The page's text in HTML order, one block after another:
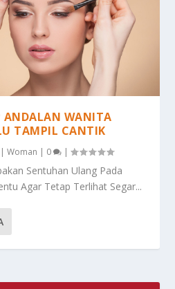
ANDALAN WANITA
TAMPIL CANTIK
Woman | 0 |
Sentuhan Ulang Pada
Agar Tetap Terlihat Segar...